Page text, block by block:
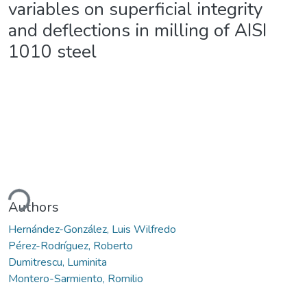
variables on superficial integrity
and deflections in milling of AISI
1010 steel
Authors
Hernández-González, Luis Wilfredo
Pérez-Rodríguez, Roberto
Dumitrescu, Luminita
Montero-Sarmiento, Romilio